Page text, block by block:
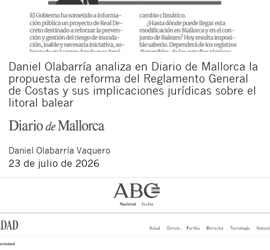
Daniel Olabarría analiza en Diario de Mallorca la
propuesta de reforma del Reglamento General
de Costas y sus implicaciones jurídicas sobre el
litoral balear
Daniel Olabarría Vaquero
23 de julio de 2026